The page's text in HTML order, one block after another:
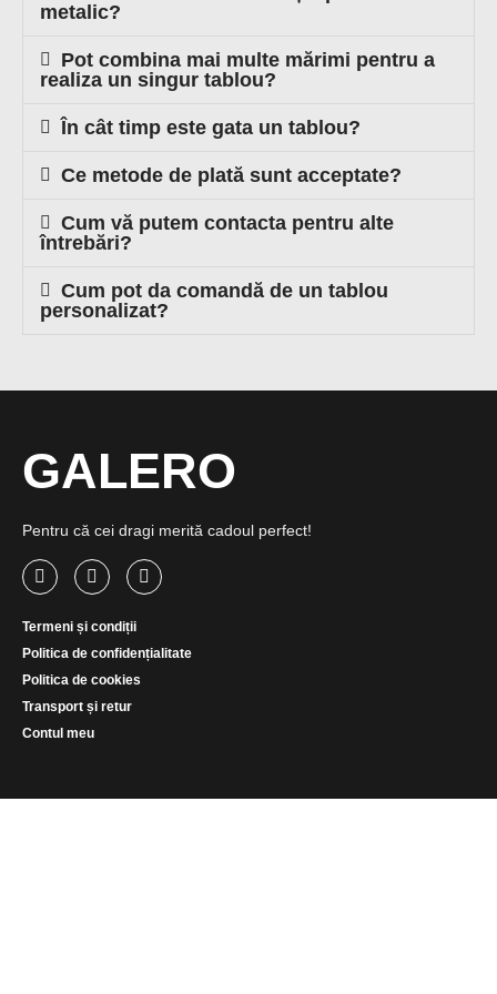
metalic?
Pot combina mai multe mărimi pentru a
realiza un singur tablou?
În cât timp este gata un tablou?
Ce metode de plată sunt acceptate?
Cum vă putem contacta pentru alte
întrebări?
Cum pot da comandă de un tablou
personalizat?
GALERO
Pentru că cei dragi merită cadoul perfect!
Termeni și condiții
Politica de confidențialitate
Politica de cookies
Transport și retur
Contul meu